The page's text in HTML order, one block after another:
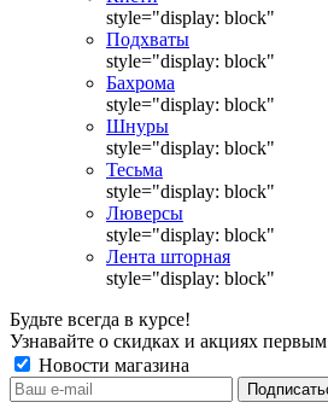
style="display: block"
Подхваты
style="display: block"
Бахрома
style="display: block"
Шнуры
style="display: block"
Тесьма
style="display: block"
Люверсы
style="display: block"
Лента шторная
style="display: block"
Будьте всегда в курсе!
Узнавайте о скидках и акциях первым
Новости магазина